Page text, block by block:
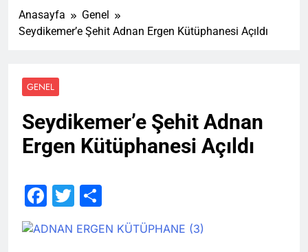
Anasayfa
Genel
Seydikemer’e Şehit Adnan Ergen Kütüphanesi Açıldı
GENEL
Seydikemer’e Şehit Adnan
Ergen Kütüphanesi Açıldı
Facebook
Twitter